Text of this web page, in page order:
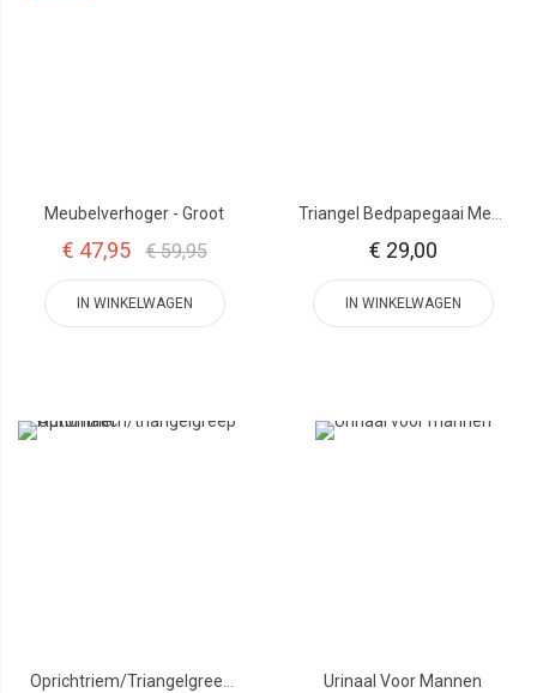
Meubelverhoger - Groot
€ 47,95 € 59,95
IN WINKELWAGEN
€ 29,00
IN WINKELWAGEN
Urinaal Voor Mannen